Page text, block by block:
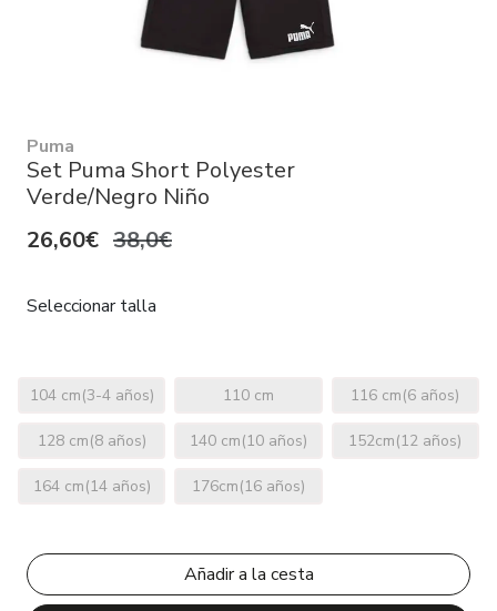
Puma
Set Puma Short Polyester
Verde/Negro Niño
26,60€ 38,0€
Seleccionar talla
104 cm(3-4 años) 110 cm 116 cm(6 años)
128 cm(8 años) 140 cm(10 años) 152cm(12 años)
164 cm(14 años) 176cm(16 años)